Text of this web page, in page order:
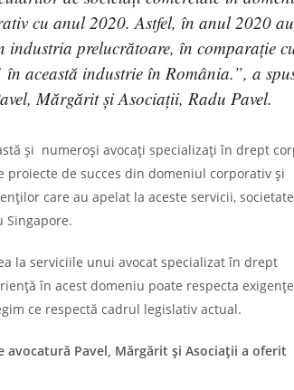
cu anul 2020. Astfel, în anul 2020
industria prelucrătoare, în comparație
această industrie în România.”, a
Mărgărit și Asociații, Radu Pavel.
și numeroși avocați specializați în drept
de succes din domeniul corporativ și
care au apelat la aceste servicii,
Singapore.
la serviciile unui avocat specializat în drept
în acest domeniu poate respecta
ce respectă cadrul legislativ actual.
Pavel, Mărgărit și Asociații a oferit